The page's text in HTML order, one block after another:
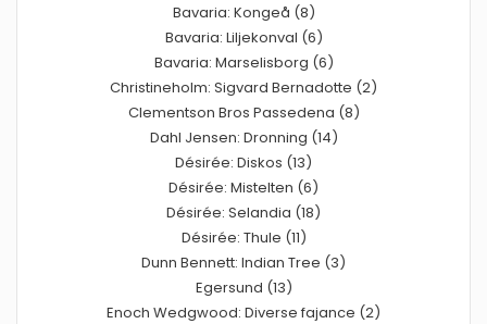
Bavaria: Kongeå (8)
Bavaria: Liljekonval (6)
Bavaria: Marselisborg (6)
Christineholm: Sigvard Bernadotte (2)
Clementson Bros Passedena (8)
Dahl Jensen: Dronning (14)
Désirée: Diskos (13)
Désirée: Mistelten (6)
Désirée: Selandia (18)
Désirée: Thule (11)
Dunn Bennett: Indian Tree (3)
Egersund (13)
Enoch Wedgwood: Diverse fajance (2)